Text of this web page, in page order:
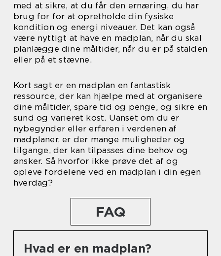
med at sikre, at du får den ernæring, du har
brug for for at opretholde din fysiske
kondition og energi niveauer. Det kan også
være nyttigt at have en madplan, når du skal
planlægge dine måltider, når du er på stalden
eller på et stævne.
Kort sagt er en madplan en fantastisk
ressource, der kan hjælpe med at organisere
dine måltider, spare tid og penge, og sikre en
sund og varieret kost. Uanset om du er
nybegynder eller erfaren i verdenen af
madplaner, er der mange muligheder og
tilgange, der kan tilpasses dine behov og
ønsker. Så hvorfor ikke prøve det af og
opleve fordelene ved en madplan i din egen
hverdag?
FAQ
Hvad er en madplan?